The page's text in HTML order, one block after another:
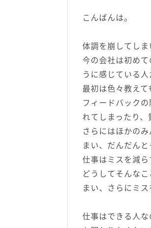
こんばんは。
体調を崩してし
今の会社は初め
うに感じている
最初は色々教え
フィードバック
れてしまったり
さらにはほかの
まい、だんだん
仕事はミスを減
どうしてそんな
まい、さらにミス
仕事はできる人